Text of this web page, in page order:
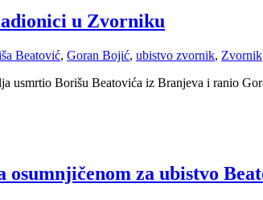
u Zvorniku
Beatović, Goran Bojić, ubistvo zvornik, Zvornik
usmrtio Borišu Beatovića iz Branjeva i ranio
osumnjičenom za ubistvo